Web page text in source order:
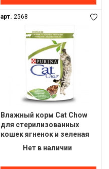
арт. 2568
Влажный корм Cat Chow
для стерилизованных
кошек ягненок и зеленая
фасоль в желе, 85 г(от
Нет в наличии